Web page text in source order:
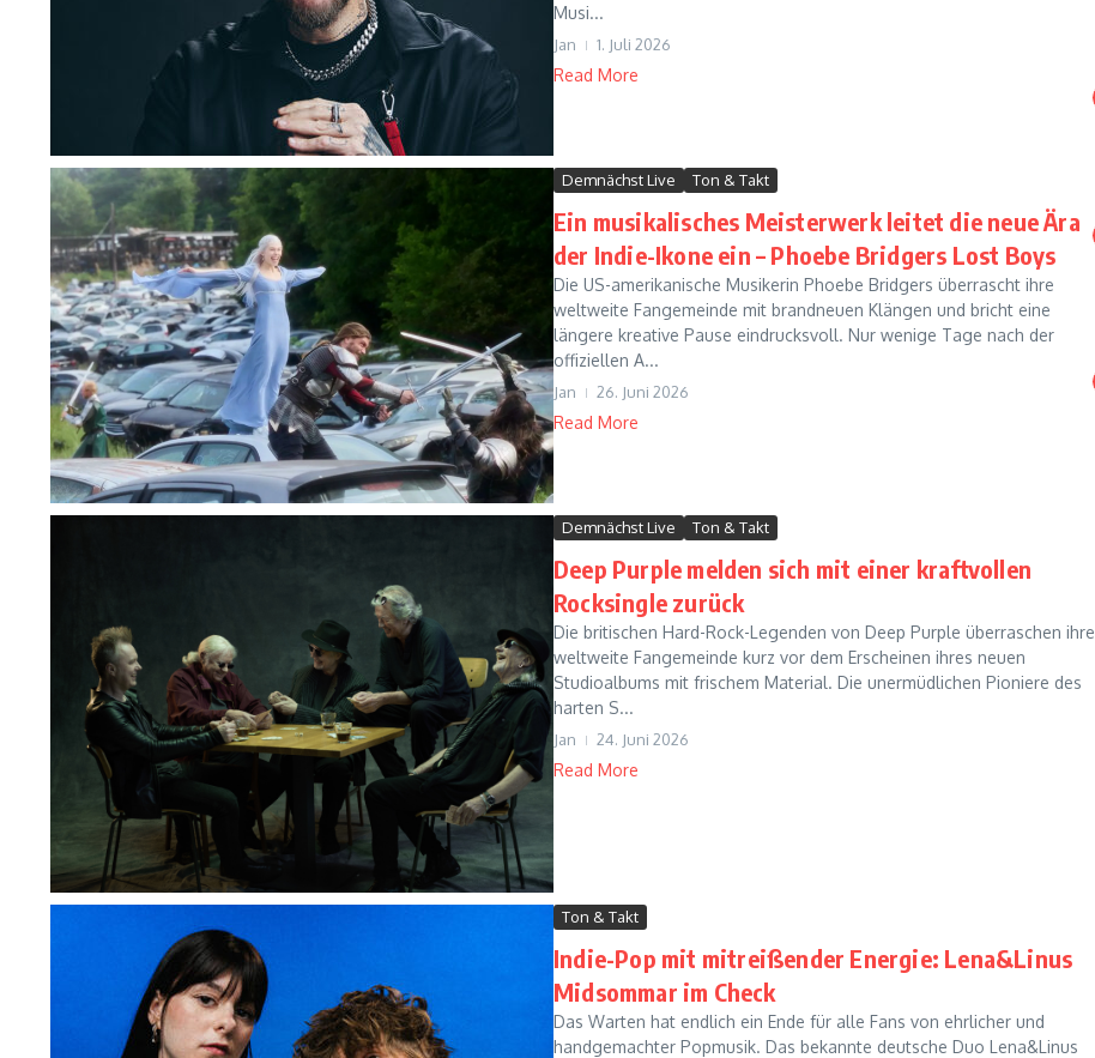
Musi...
Jan 1. Juli 2026
Read More
Demnächst Live Ton & Takt
Ein musikalisches Meisterwerk leitet die neue Ära
der Indie-Ikone ein – Phoebe Bridgers Lost Boys
Die US-amerikanische Musikerin Phoebe Bridgers überrascht ihre
weltweite Fangemeinde mit brandneuen Klängen und bricht eine
längere kreative Pause eindrucksvoll. Nur wenige Tage nach der
offiziellen A...
Jan 26. Juni 2026
Read More
Demnächst Live Ton & Takt
Deep Purple melden sich mit einer kraftvollen
Rocksingle zurück
Die britischen Hard-Rock-Legenden von Deep Purple überraschen ihre
weltweite Fangemeinde kurz vor dem Erscheinen ihres neuen
Studioalbums mit frischem Material. Die unermüdlichen Pioniere des
harten S...
Jan 24. Juni 2026
Read More
Ton & Takt
Indie-Pop mit mitreißender Energie: Lena&Linus
Midsommar im Check
Das Warten hat endlich ein Ende für alle Fans von ehrlicher und
handgemachter Popmusik. Das bekannte deutsche Duo Lena&Linus